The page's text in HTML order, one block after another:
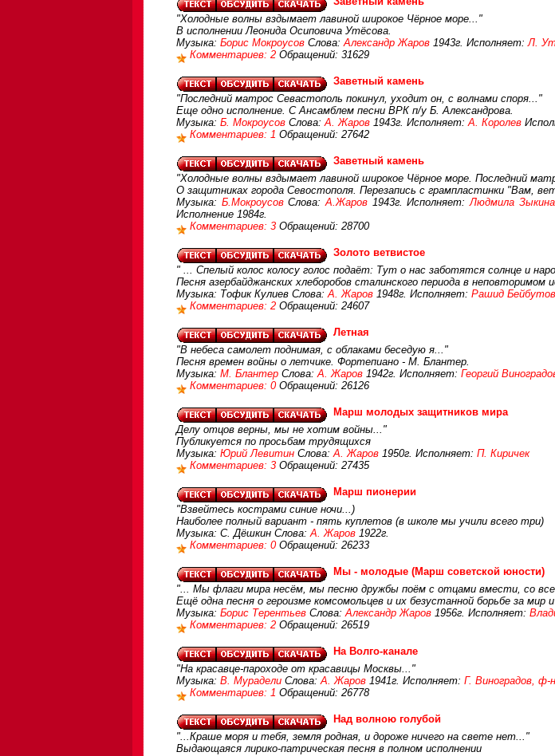
"Холодные волны вздымает лавиной широкое Чёрное море..."
В исполнении Леонида Осиповича Утёсова.
Музыка: Борис Мокроусов Слова:Александр Жаров 1943г. Исполняет:Л.
Комментариев: 2 Обращений: 31629
Заветный камень
"Последний матрос Севастополь покинул, уходит он, с волнами споря..."
Еще одно исполнение. С Ансамблем песни ВРК п/у Б. Александрова.
Музыка: Б. Мокроусов Слова:А. Жаров 1943г. Исполняет:А. Королев
Комментариев: 1 Обращений: 27642
Заветный камень
"Холодные волны вздымает лавиной широкое Чёрное море. Последний
О защитниках города Севостополя. Перезапись с грампластинки "Вам,
Музыка: Б.МокроусовСлова:А.Жаров 1943г. Исполняет:Людмила
Исполнение 1984г.
Комментариев: 3 Обращений: 28700
Золото ветвистое
" ... Спелый колос колосу голос подаёт: Тут о нас заботятся солнце и
Песня азербайджанских хлеборобов сталинского периода в неповторимом
Музыка: Тофик Кулиев Слова:А. Жаров 1948г. Исполняет: Рашид Бейбутов
Комментариев: 2 Обращений: 24607
Летная
"В небеса самолет поднимая, с облаками беседую я..."
Песня времен войны о летчике. Фортепиано - М. Блантер.
Музыка: М. Блантер Слова:А. Жаров 1942г. Исполняет: Георгий
Комментариев: 0 Обращений: 26126
Марш молодых защитников мира
Делу отцов верны, мы не хотим войны..."
Публикуется по просьбам трудящихся
Музыка: Юрий Левитин Слова:А. Жаров 1950г. Исполняет: П. Киричек
Комментариев: 3 Обращений: 27435
Марш пионерии
"Взвейтесь кострами синие ночи...)
Наиболее полный вариант - пять куплетов (в школе мы учили всего три)
Музыка: С. Дёшкин Слова:А. Жаров 1922г.
Комментариев: 0 Обращений: 26233
Мы - молодые (Марш советской юности)
"... Мы флаги мира несём, мы песню дружбы поём с отцами вмести, со
Ещё одна песня о героизме комсомольцев и их безустанной борьбе за мир
Музыка: Борис Терентьев Слова:Александр Жаров 1956г. Исполняет:
Комментариев: 2 Обращений: 26519
На Волго-канале
"На красавце-пароходе от красавицы Москвы..."
Музыка: В. Мурадели Слова:А. Жаров 1941г. Исполняет: Г. Виноградов, ф-
Комментариев: 1 Обращений: 26778
Над волною голубой
"...Краше моря и тебя, земля родная, и дороже ничего на свете нет..."
Выдающаяся лирико-патрическая песня в полном исполнении